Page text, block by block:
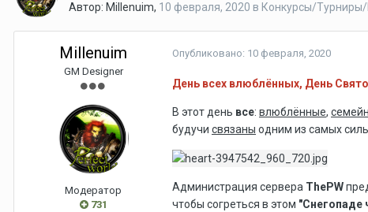
Автор: Millenuim, 10 февраля, 2020 в Конкурсы/
Millenuim
GM Designer
Модератор
731
Опубликовано: 10 февраля, 2020
День всех влюблённых, День
В этот день все: влюблённые,
будучи связаны одним из самых
Администрация сервера ThePW
чтобы согреться в этом "Снегопаде